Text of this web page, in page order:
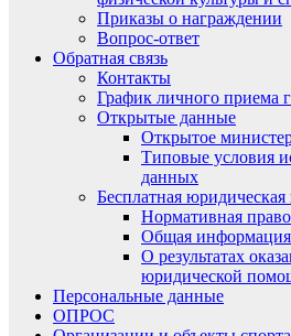
Приказы о награждении
Вопрос-ответ
Обратная связь
Контакты
График личного приема
Открытые данные
Открытое
Типовые условия
данных
Бесплатная
Нормативная
Общая информация
О результатах
юридической
Персональные данные
ОПРОС